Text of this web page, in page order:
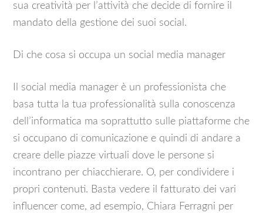
sua creatività per l’attività che decide di fornire il
mandato della gestione dei suoi social.
Di che cosa si occupa un social media manager
Il social media manager è un professionista che
basa tutta la tua professionalità sulla conoscenza
dell’informatica ma soprattutto sulle piattaforme che
si occupano di comunicazione e quindi di andare a
creare delle piazze virtuali dove le persone si
incontrano per chiacchierare. O, per condividere i
propri contenuti. Basta vedere il fatturato dei vari
influencer come, ad esempio, Chiara Ferragni per